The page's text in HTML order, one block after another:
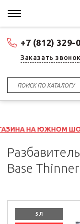
+7 (812) 329-
Заказать звонок
ШОССЕ, 37К1,
Base
5 Л